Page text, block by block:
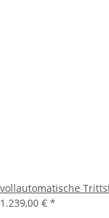
vollautomatische
1.239,00 € *